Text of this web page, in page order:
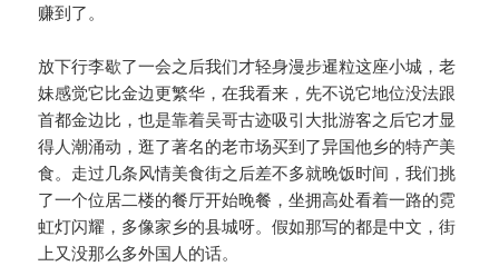
赚到了。
放下行李歇了一会之后我们才轻身漫步暹粒这座小城，老
妹感觉它比金边更繁华，在我看来，先不说它地位没法跟
首都金边比，也是靠着吴哥古迹吸引大批游客之后它才显
得人潮涌动，逛了著名的老市场买到了异国他乡的特产美
食。走过几条风情美食街之后差不多就晚饭时间，我们挑
了一个位居二楼的餐厅开始晚餐，坐拥高处看着一路的霓
虹灯闪耀，多像家乡的县城呀。假如那写的都是中文，街
上又没那么多外国人的话。